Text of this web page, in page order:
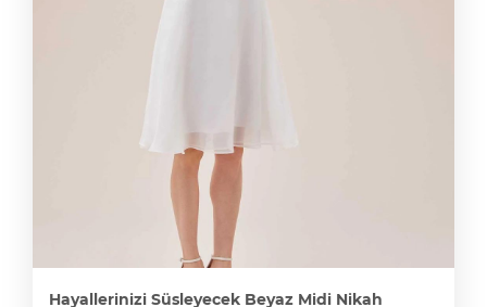
Hayallerinizi Süsleyecek Beyaz Midi Nikah